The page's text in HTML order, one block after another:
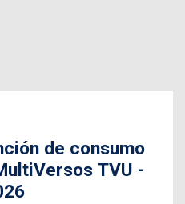
de consumo
TVU -